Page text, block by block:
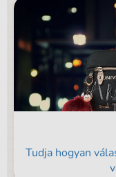
Tudja hogyan